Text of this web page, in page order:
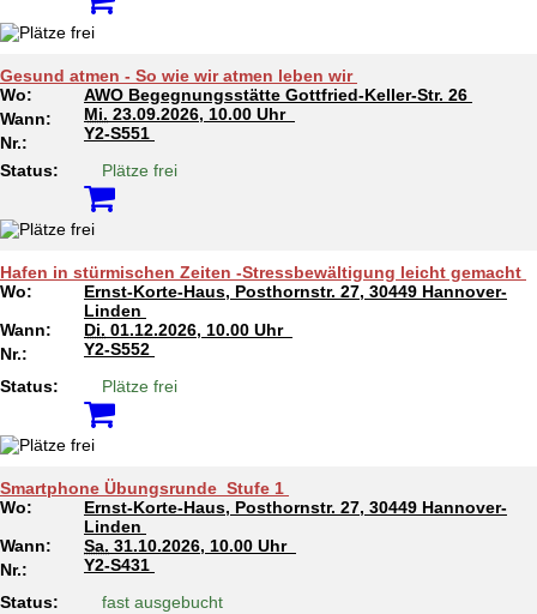
Gesund atmen - So wie wir atmen leben wir
Wo:
AWO Begegnungsstätte Gottfried-Keller-Str. 26
Wann:
Mi. 23.09.2026, 10.00 Uhr
Nr.:
Y2-S551
Status:
Plätze frei
Hafen in stürmischen Zeiten -Stressbewältigung leicht gemacht
Wo:
Ernst-Korte-Haus, Posthornstr. 27, 30449 Hannover-
Linden
Wann:
Di. 01.12.2026, 10.00 Uhr
Nr.:
Y2-S552
Status:
Plätze frei
Smartphone Übungsrunde_Stufe 1
Wo:
Ernst-Korte-Haus, Posthornstr. 27, 30449 Hannover-
Linden
Wann:
Sa. 31.10.2026, 10.00 Uhr
Nr.:
Y2-S431
Status:
fast ausgebucht